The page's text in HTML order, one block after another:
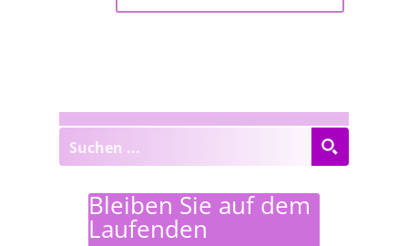
Bleiben Sie auf dem
Laufenden